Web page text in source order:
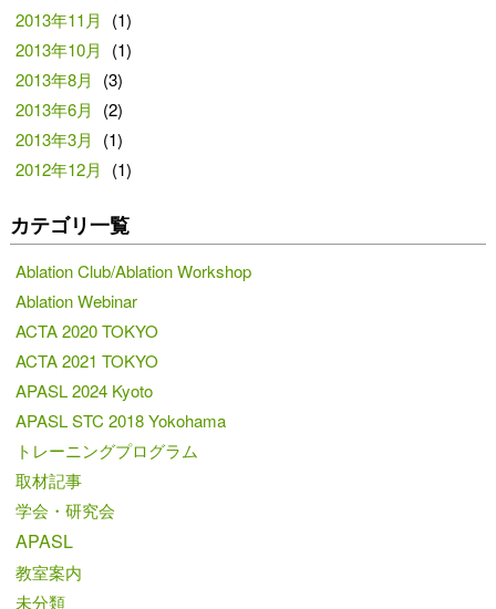
2013年11月
(1)
2013年10月
(1)
2013年8月
(3)
2013年6月
(2)
2013年3月
(1)
2012年12月
(1)
カテゴリ一覧
Ablation Club/Ablation Workshop
Ablation Webinar
ACTA 2020 TOKYO
ACTA 2021 TOKYO
APASL 2024 Kyoto
APASL STC 2018 Yokohama
トレーニングプログラム
取材記事
学会・研究会
APASL
教室案内
未分類